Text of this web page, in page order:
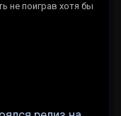
не поиграв хотя бы